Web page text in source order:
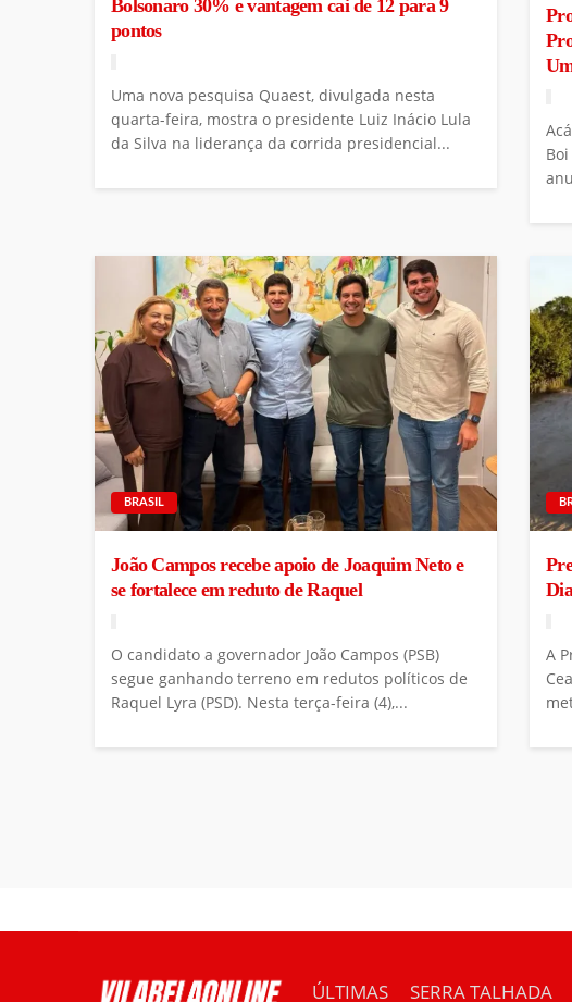
Bolsonaro 30% e vantagem cai de 12 para 9
pontos
Uma nova pesquisa Quaest, divulgada nesta
quarta-feira, mostra o presidente Luiz Inácio Lula
da Silva na liderança da corrida presidencial...
BRASIL
João Campos recebe apoio de Joaquim Neto e
se fortalece em reduto de Raquel
O candidato a governador João Campos (PSB)
segue ganhando terreno em redutos políticos de
Raquel Lyra (PSD). Nesta terça-feira (4),...
A
ÚLTIMAS SERRA TALHADA